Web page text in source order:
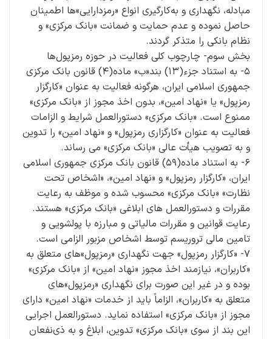
مبادله، نگهداری و به‌کارگیری انواع «رمزدارایی»‌ها اطمینان
حاصل نموده و عدم حمایت و ضمانت ‌«بانک مرکزی» و
نظام بانکی را متذکر گردند.
بخش سوم- چارچوب کلی فعالیت در حوزه رمزپول‌ها
۵- به استناد جزء(۱۳) بند«ب» ماده(۴) قانون بانک مرکزی
جمهوری اسلامی ایران، هرگونه فعالیت به ­عنوان «کارگزار
رمزپول» یا «نهاد امین»، بدون اخذ مجوز از ‌«بانک مرکزی»
ممنوع است. «بانک مرکزی» دستورالعمل شرایط و الزامات
فعالیت به­ عنوان «کارگزاری رمزپول» و «نهاد امین» را تدوین
و به­ تصویب هیأت عالی ‌«بانک مرکزی» می­ رساند.
۶- به استناد ماده(۵۹) قانون بانک مرکزی جمهوری اسلامی
ایران، «کارگزار رمزپول» و «نهاد امین»، «اشخاص تحت
نظارت» ‌«بانک مرکزی» محسوب شده و موظف به رعایت
مقررات و دستورالعمل­ های ابلاغی ‌«بانک مرکزی» هستند.
رعایت قوانین و مقررات مالیاتی و مبارزه با پولشویی و
تامین مالی تروریسم توسط اشخاص مزبور الزامی است.
۷- «کارگزار رمزپول» جهت نگهداری «رمزپول»­های متعلق به
«کاربران»، نیازمند اخذ مجوز «نهاد امین» از ‌«بانک مرکزی»
بوده و در غیر این صورت برای نگهداری «رمزپول­»های
متعلق به «کاربران»، الزاماً باید از خدمات «نهاد امین» دارای
مجوز از ‌«بانک مرکزی» استفاده نماید. دستورالعمل اجرایی
این بند از سوی ‌«بانک مرکزی» تدوین، ابلاغ و به ذی‌نفعان